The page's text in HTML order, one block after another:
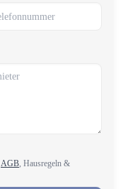
AGB, Hausregeln &